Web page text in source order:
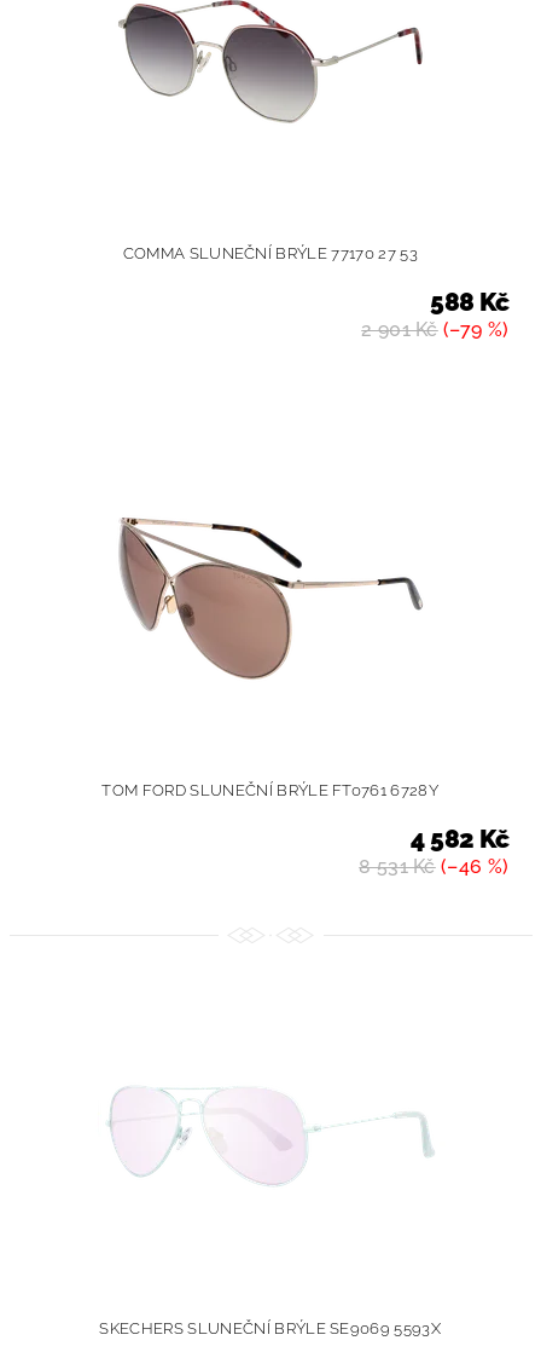
COMMA SLUNEČNÍ BRÝLE 77170 27 53
2 901 Kč(–79 %)
588 Kč
TOM FORD SLUNEČNÍ BRÝLE FT0761 6728Y
8 531 Kč(–46 %)
4 582 Kč
SKECHERS SLUNEČNÍ BRÝLE SE9069 5593X